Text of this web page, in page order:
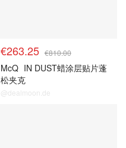
€263.25 €810.00
McQ IN DUST蜡涂层贴片蓬
松夹克
@dealmoon.de